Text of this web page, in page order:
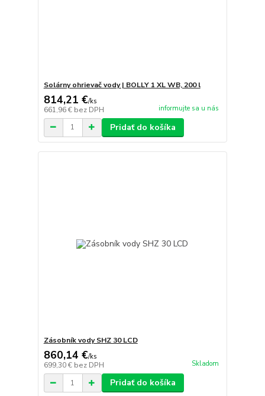
Solárny ohrievač vody | BOLLY 1 XL WB, 200 l
814,21 €/ks
661,96 € bez DPH informujte sa u nás
Pridať do košíka
Zásobník vody SHZ 30 LCD
860,14 €/ks
699,30 € bez DPH Skladom
Pridať do košíka